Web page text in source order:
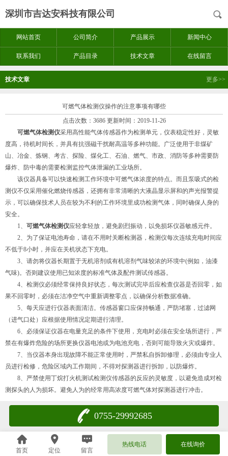
深圳市吉达安科技有限公司
网站首页 公司简介 产品展示 新闻中心
联系我们 产品目录 技术文章 在线留言
技术文章 更多>>
可燃气体检测仪操作的注意事项有哪些
点击次数：3686 更新时间：2019-11-26
可燃气体检测仪采用高性能气体传感器作为检测单元，仪表稳定性好，灵敏
度高，待机时间长，并具有抗强磁干扰耐高温等多种功能。广泛使用于非煤矿
山、冶金、炼钢、考古、探险、煤化工、石油、燃气、市政、消防等多种需要防
爆炸、防中毒的需要检测监控气体泄漏的工业场所。
该仪器具备可以快速检测工作环境中可燃气体浓度的特点。而且泵吸式的检
测仪不仅采用催化燃烧传感器，还拥有非常清晰的大液晶显示屏和的声光报警提
示，可以确保技术人员在较为不利的工作环境里成功检测气体，同时确保人身的
安全。
1、 可燃气体检测仪应轻拿轻放，避免剧烈振动，以免损坏仪器敏感元件。
2、为了保证电池寿命，请在不用时关断检测器，检测仪每次连续充电时间应
不低于8小时，并应在关机状态下充电。
3、请勿将仪器长期置于无机溶剂或有机溶剂气味较浓的环境中(例如，油漆
气味)。否则建议使用已知浓度的标准气体及配件测试传感器。
4、检测仪必须经常保持良好状态，每次测试完毕后应检查仪器是否回零，如
果不回零时，必须在洁净空气中重新调整零点，以确保分析数据准确。
5、每天应进行仪器表面清洁。传感器窗口应保持畅通，严防堵塞，过滤网
（进气口处）应根据使用情况定期进行清理。
6、必须保证仪器在电量充足的条件下使用，充电时必须在安全场所进行，严
禁在有爆炸危险的场所更换仪器电池或为电池充电，否则可能导致火灾或爆炸。
7、当仪器本身出现故障不能正常使用时，严禁私自拆卸修理，必须由专业人
员进行检修，危险区域内工作期间，不得对探测器进行拆卸，以防爆炸。
8、严禁使用丁烷打火机测试检测仪传感器的反应的灵敏度，以避免造成对检
测探头的人为损坏。避免人为的经常用高浓度可燃气体对探测器进行冲击。
0755-29992685
首页 定位 留言
热线电话 在线询价